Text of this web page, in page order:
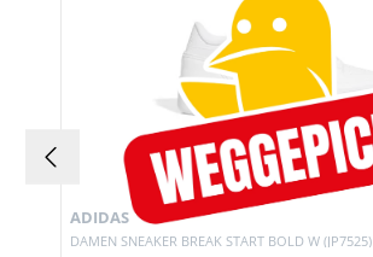
DAMEN SNEAKER BREAK START BOLD W (JP7525)
ADIDAS